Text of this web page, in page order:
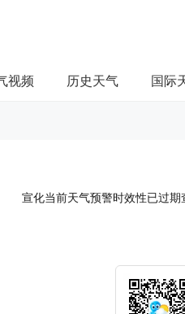
视频 历史天气 国际
宣化当前天气预警时效性已过